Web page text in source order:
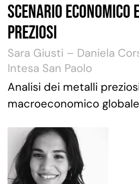
Scenario Economico
Preziosi
Sara Giusti – Daniela
Intesa San Paolo
Analisi dei metalli
macroeconomico